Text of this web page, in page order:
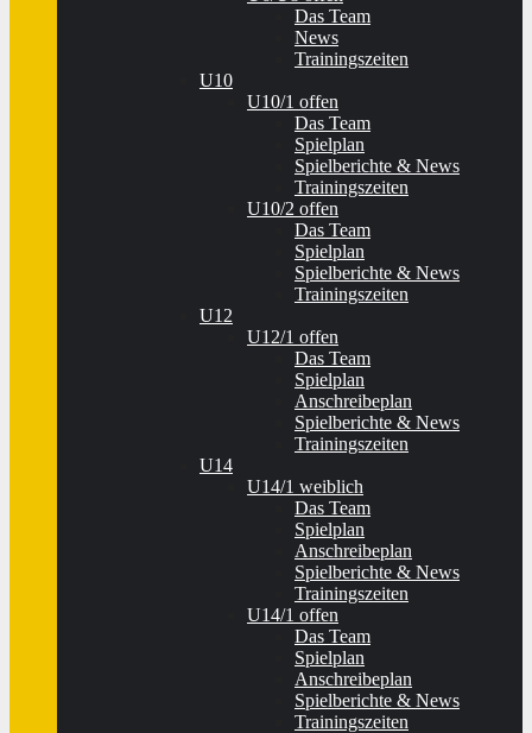
Das Team
News
Trainingszeiten
U10
U10/1 offen
Das Team
Spielplan
Spielberichte & News
Trainingszeiten
U10/2 offen
Das Team
Spielplan
Spielberichte & News
Trainingszeiten
U12
U12/1 offen
Das Team
Spielplan
Anschreibeplan
Spielberichte & News
Trainingszeiten
U14
U14/1 weiblich
Das Team
Spielplan
Anschreibeplan
Spielberichte & News
Trainingszeiten
U14/1 offen
Das Team
Spielplan
Anschreibeplan
Spielberichte & News
Trainingszeiten